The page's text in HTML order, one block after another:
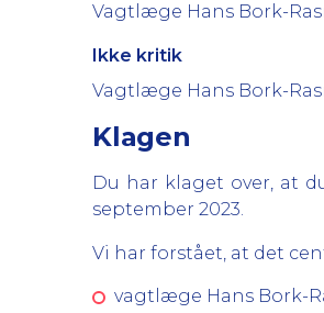
Vagtlæge Hans Bork-
Ikke kritik
Vagtlæge Hans Bork-
Klagen
Du har klaget over, at
september 2023.
Vi har forstået, at det
vagtlæge Hans Bork-